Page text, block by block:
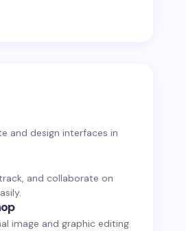
and design interfaces in
and collaborate on
image and graphic editing